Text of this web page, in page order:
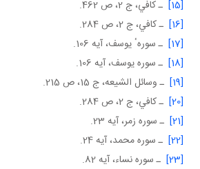
[15]
ـ كافي، ج 2، ص 462.
[16]
ـ كافي، ج 2، ص 284.
[17]
ـ سورهٴ يوسف، آيه 106.
[18]
ـ سوره يوسف، آيه 106.
[19]
ـ وسائل الشيعه، ج 15، ص 215.
[20]
ـ كافي، ج 2، ص 284.
[21]
ـ سوره زمر، آيه 23.
[22]
ـ سوره محمد، آيه 24.
[23]
ـ سوره نساء، آيه 82.